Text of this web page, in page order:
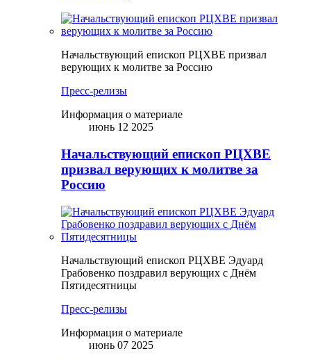
Начальствующий епископ РЦХВЕ призвал
верующих к молитве за Россию
Пресс-релизы
Информация о материале
июнь 12 2025
Начальствующий епископ РЦХВЕ
призвал верующих к молитве за
Россию
Начальствующий епископ РЦХВЕ Эдуард
Грабовенко поздравил верующих с Днём
Пятидесятницы
Пресс-релизы
Информация о материале
июнь 07 2025